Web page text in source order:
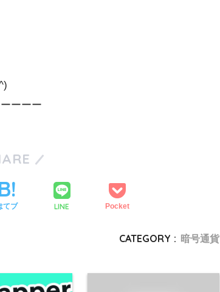
ーーー
てブ LINE Pocket
CATEGORY : 暗号通貨